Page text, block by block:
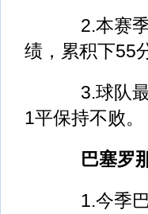
2.本赛季
绩，累积下55
3.球队最
1平保持不败。
巴塞罗
1.今季巴